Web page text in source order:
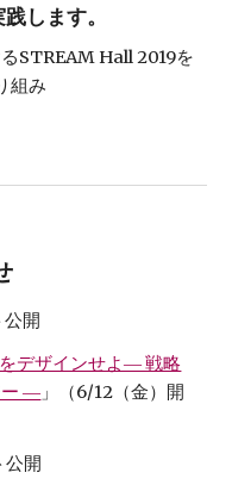
します。
STREAM Hall 2019を
組み
公開
デザインせよ― 戦略
ー ― 」（6/12 （金）開
公開